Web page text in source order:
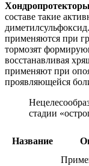
Хондропротекторы
составе такие
применяются при
тормозят
восстанавливая
применяют при
проявляющейся
стадии
Название